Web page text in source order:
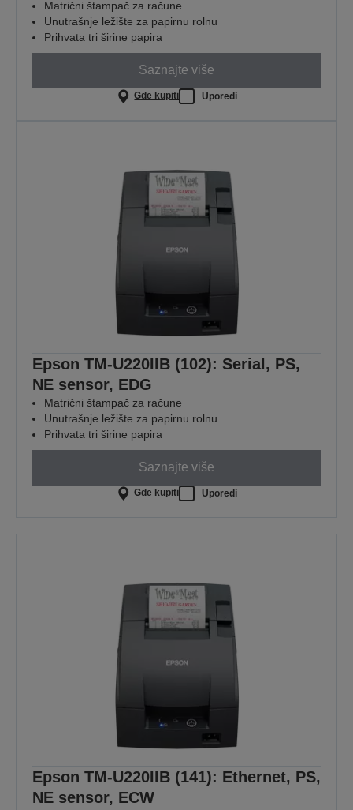
Matrični štampač za račune
Unutrašnje ležište za papirnu rolnu
Prihvata tri širine papira
Saznajte više
Gde kupiti Uporedi
Epson TM-U220IIB (102): Serial, PS,
NE sensor, EDG
Matrični štampač za račune
Unutrašnje ležište za papirnu rolnu
Prihvata tri širine papira
Saznajte više
Gde kupiti Uporedi
Epson TM-U220IIB (141): Ethernet, PS,
NE sensor, ECW